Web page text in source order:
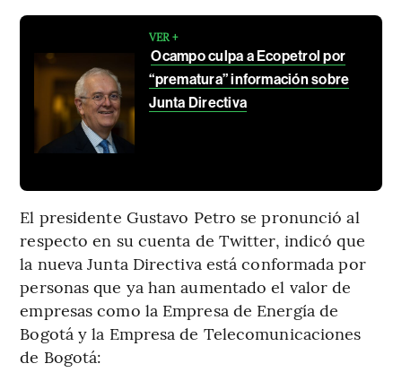
VER +
Ocampo culpa a Ecopetrol por
“prematura” información sobre
Junta Directiva
El presidente Gustavo Petro se pronunció al
respecto en su cuenta de Twitter, indicó que
la nueva Junta Directiva está conformada por
personas que ya han aumentado el valor de
empresas como la Empresa de Energía de
Bogotá y la Empresa de Telecomunicaciones
de Bogotá: